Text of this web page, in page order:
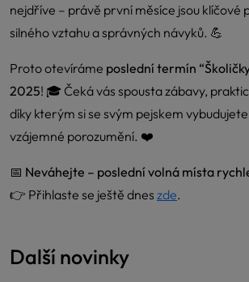
nejdříve – právě první měsíce jsou klíčové
silného vztahu a správných návyků. 💪
Proto otevíráme poslední termín
2025! 🎓 Čeká vás spousta zábavy,
díky kterým si se svým pejskem
vzájemné porozumění. ❤️
📅 Neváhejte – poslední volná místa
👉 Přihlaste se ještě dnes zde.
Další novinky